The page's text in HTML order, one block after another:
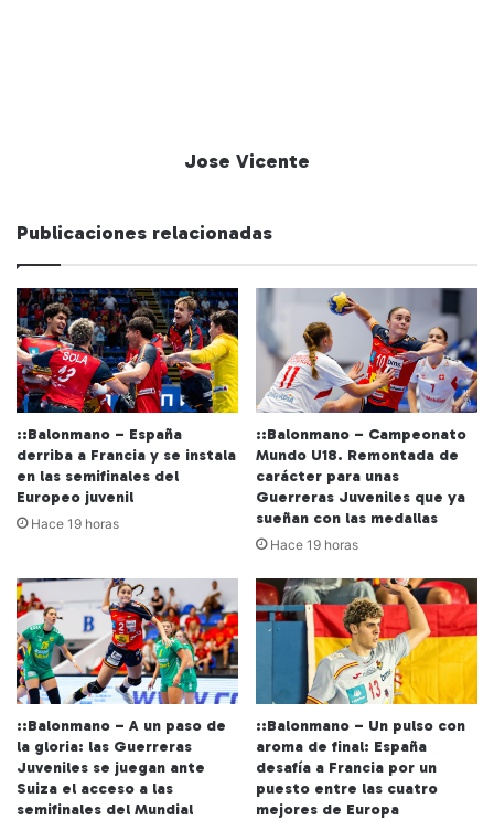
Jose Vicente
Publicaciones relacionadas
::Balonmano – España
derriba a Francia y se instala
en las semifinales del
Europeo juvenil
Hace 19 horas
::Balonmano – Campeonato
Mundo U18. Remontada de
carácter para unas
Guerreras Juveniles que ya
sueñan con las medallas
Hace 19 horas
::Balonmano – A un paso de
la gloria: las Guerreras
Juveniles se juegan ante
Suiza el acceso a las
semifinales del Mundial
::Balonmano – Un pulso con
aroma de final: España
desafía a Francia por un
puesto entre las cuatro
mejores de Europa